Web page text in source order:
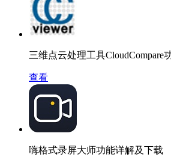
三维点云处理工具CloudCompare
查看
嗨格式录屏大师功能详解及下载